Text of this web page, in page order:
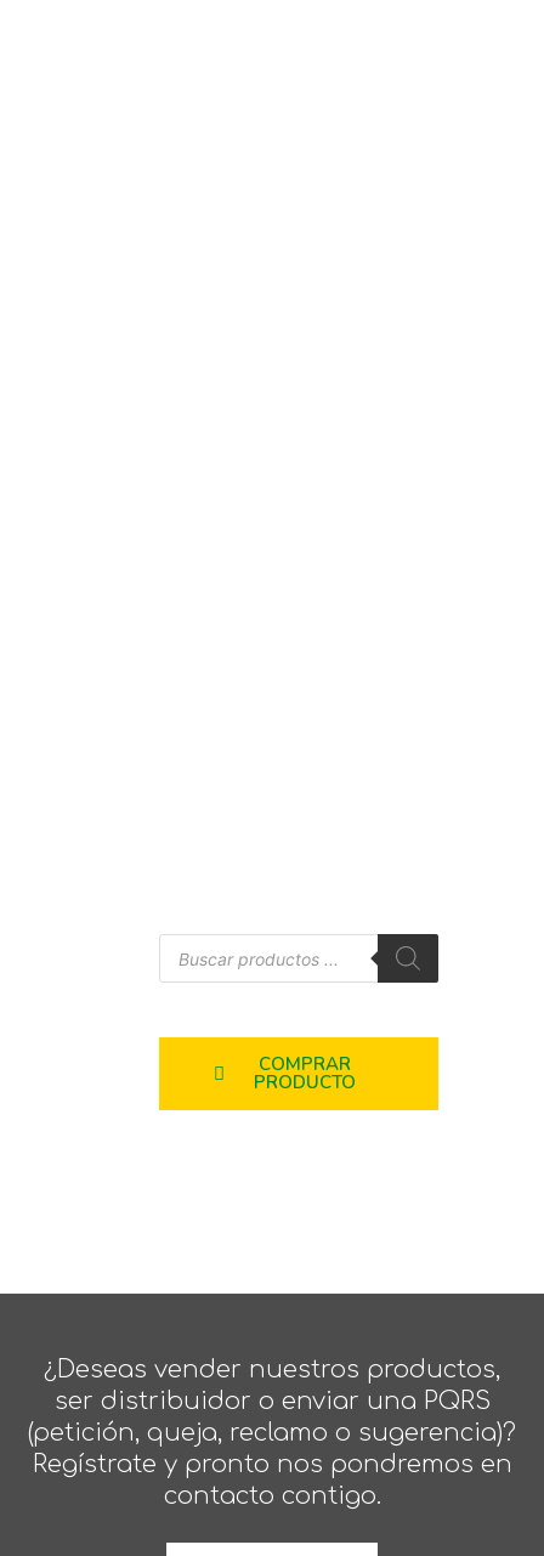
COMPRAR
PRODUCTO
¿Deseas vender nuestros productos,
ser distribuidor o enviar una PQRS
(petición, queja, reclamo o sugerencia)?
Regístrate y pronto nos pondremos en
contacto contigo.